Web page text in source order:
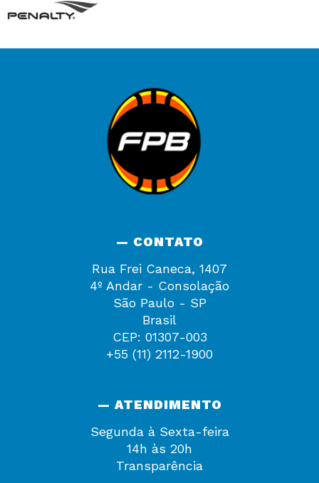
— CONTATO
Rua Frei Caneca, 1407
4º Andar - Consolação
São Paulo - SP
Brasil
CEP: 01307-003
+55 (11) 2112-1900
— ATENDIMENTO
Segunda à Sexta-feira
14h às 20h
Transparência